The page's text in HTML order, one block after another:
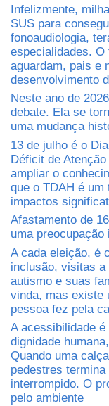
Infelizmente,
SUS para
fonoaudiologia,
especialidades. O
aguardam, pais e
desenvolvimento
Neste ano de
debate. Ela se
uma mudança
13 de julho é o
Déficit de
ampliar o
que o TDAH é um
impactos
Afastamento de
uma preocupação
A cada eleição, é
inclusão, visitas
autismo e suas
vinda, mas existe
pessoa fez pela
A acessibilidade
dignidade
Quando uma
pedestres
interrompido. O
pelo ambiente